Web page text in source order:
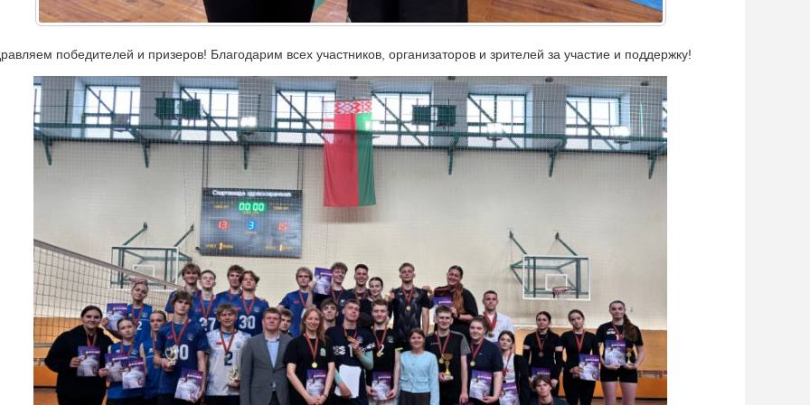
победителей и призеров! Благодарим всех участников, организаторов и зрителей за участие и поддержку!